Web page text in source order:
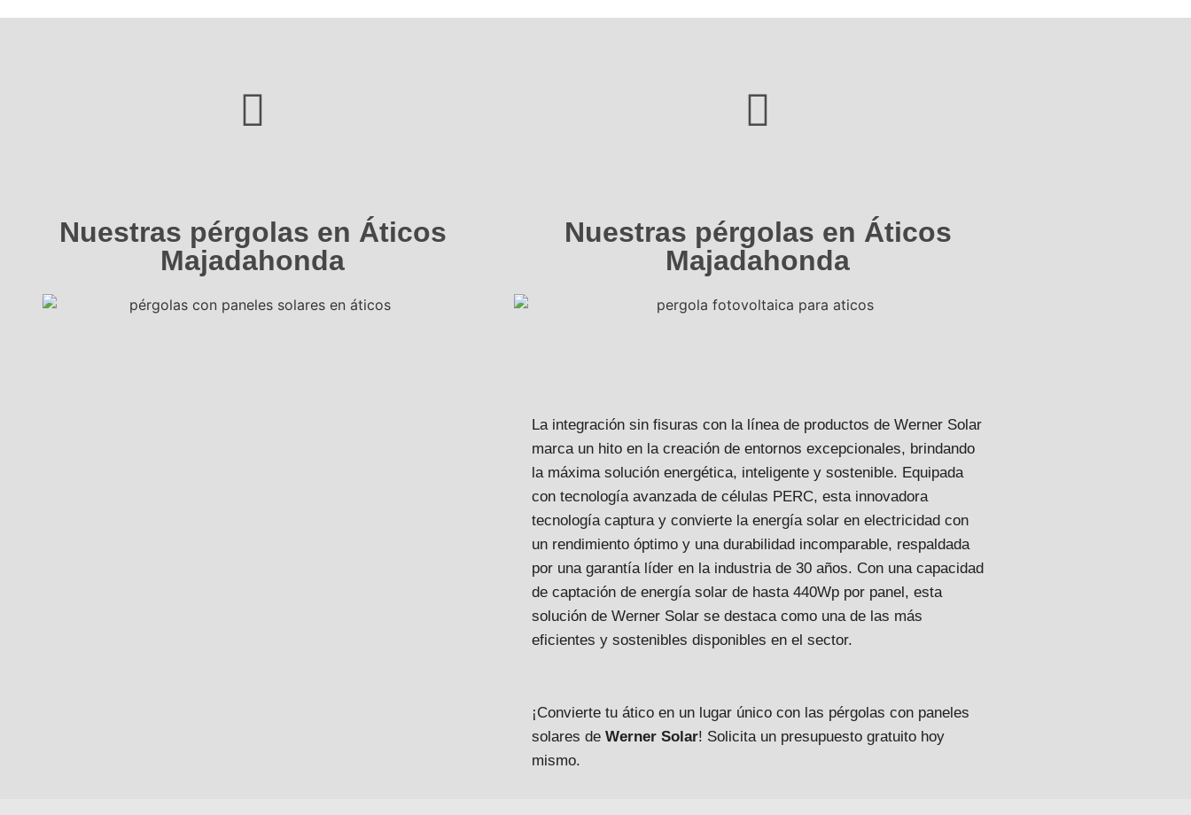
Nuestras pérgolas en Áticos
Majadahonda
Nuestras pérgolas en Áticos
Majadahonda
La integración sin fisuras con la línea de productos de Werner Solar
marca un hito en la creación de entornos excepcionales, brindando
la máxima solución energética, inteligente y sostenible. Equipada
con tecnología avanzada de células PERC, esta innovadora
tecnología captura y convierte la energía solar en electricidad con
un rendimiento óptimo y una durabilidad incomparable, respaldada
por una garantía líder en la industria de 30 años. Con una capacidad
de captación de energía solar de hasta 440Wp por panel, esta
solución de Werner Solar se destaca como una de las más
eficientes y sostenibles disponibles en el sector.
¡Convierte tu ático en un lugar único con las pérgolas con paneles
solares de Werner Solar! Solicita un presupuesto gratuito hoy
mismo.